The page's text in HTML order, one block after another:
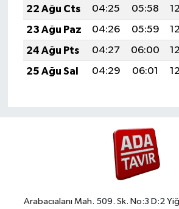
22 Ağu Cts
04:25 05:58
23 Ağu Paz
04:26 05:59
24 Ağu Pts
04:27 06:00
25 Ağu Sal
04:29 06:01
Arabacıalanı Mah. 509. Sk. No:3 D:2